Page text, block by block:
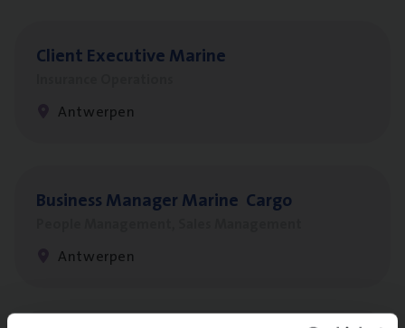
Client Exe­cu­ti­ve Marine
Antwerpen
Busi­ness Mana­ger Mari­ne Cargo
Antwerpen